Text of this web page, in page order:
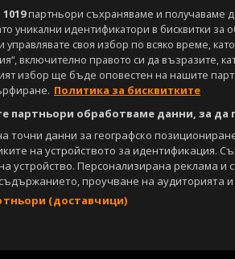
1019партньори съхраняваме и получаваме
уникални идентификатори в бисквитки
управлявате своя избор по всяко време,
включително правото си да възразите,
избор ще бъде оповестен на нашите
Политика за бисквитките
партньори обработваме данни, за да
точни данни за географско
на устройството за идентификация.
устройство. Персонализирана реклама
проучване на аудиторията и
(доставчици)